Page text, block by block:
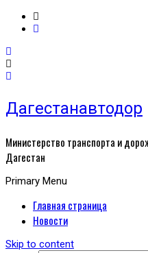
Дагестанавтодор
Министерство транспорта и
Дагестан
Primary Menu
Главная страница
Новости
Skip to content